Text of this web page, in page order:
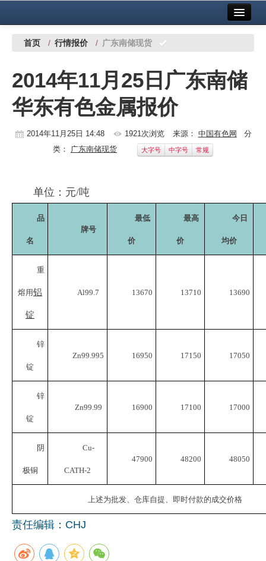
中国有色金属报社主办 广告服务
铜镍铅锌
铝
稀有稀土
党建工作
行情报价
首页 / 行情报价 / 广东南储现货
2014年11月25日广东南储
华东有色金属报价
2014年11月25日 14:48 1921次浏览 来源： 中国有色网 分
类： 广东南储现货 大字号 中字号 常规
单位：元/吨
品
名
牌号
最低
价
最高
价
今日
均价
重
熔用铝
锭
Al99.7 13670 13710 13690
锌
锭
Zn99.995 16950 17150 17050
锌
锭
Zn99.99 16900 17100 17000
阴
极铜
Cu-
CATH-2
47900 48200 48050
上述为批发、仓库自提、即时付款的成交价格
责任编辑：CHJ